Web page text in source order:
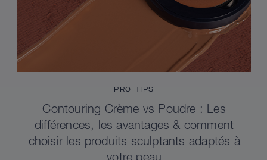
PRO TIPS
Contouring Crème vs Poudre : Les
différences, les avantages & comment
choisir les produits sculptants adaptés à
votre peau